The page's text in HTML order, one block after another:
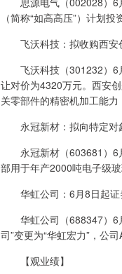
（简称“如高高压”）计划
飞沃科技：拟收购西安
飞沃科技（301232）6月
让对价为4320万元。西安
关零部件的精密机加工能力
永冠新材：拟向特定对
永冠新材（603681）6
部用于年产2000吨电子级
华虹公司：6月8日起证
华虹公司（688347）6
司”变更为“华虹宏力”，公
【观业绩】